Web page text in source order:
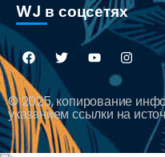
WJ в соцсетях
© 2025, копирование
указанием ссылки на